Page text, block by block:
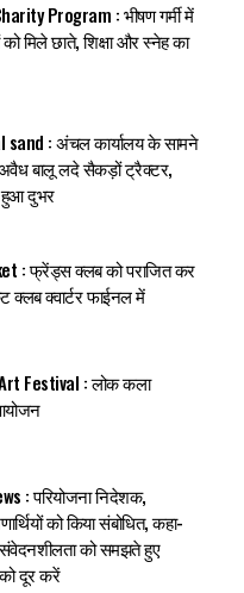
Program : भीषण गर्मी में
मिले छाते, शिक्षा और स्नेह का
: अंचल कार्यालय के सामने
बालू लदे सैकड़ों ट्रैक्टर,
हुआ दुभर
: फ्रेंड्स क्लब को पराजित कर
क्वार्टर फाईनल में
Festival : लोक कला
: परियोजना निदेशक,
को किया संबोधित, कहा-
को समझते हुए
दूर करें